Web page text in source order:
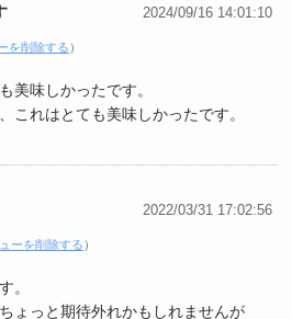
2024/09/16 14:01:10
を削除する ）
美味しかったです。
これはとても美味しかったです。
2022/03/31 17:02:56
ーを削除する ）
。
ょっと期待外れかもしれませんが